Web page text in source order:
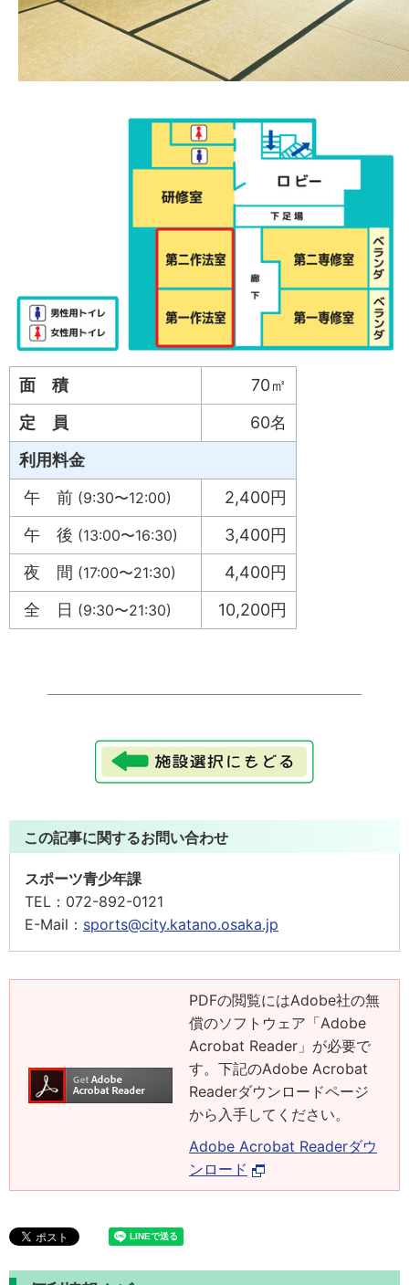
面 積
70㎡
定 員
60名
利用料金
午 前 (9:30〜12:00)
2,400円
午 後 (13:00〜16:30)
3,400円
夜 間 (17:00〜21:30)
4,400円
全 日 (9:30〜21:30) 10,200円
この記事に関するお問い合わせ
スポーツ青少年課
TEL： 072-892-0121
E-Mail： sports@city.katano.osaka.jp
PDFの閲覧にはAdobe社の無
償のソフトウェア「Adobe
Acrobat Reader」が必要で
す。下記のAdobe Acrobat
Readerダウンロードページ
から入手してください。
Adobe Acrobat Readerダウ
ンロード